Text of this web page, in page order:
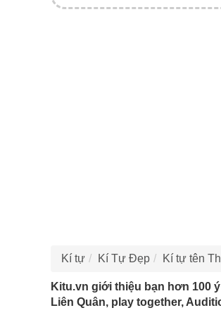
Kí tự Kí Tự Đẹp Kí tự tên
Kitu.vn giới thiệu bạn hơn 100
Liên Quân, play together,